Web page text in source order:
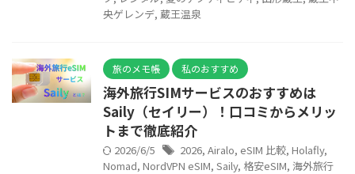
央ゲレンデ, 蔵王温泉
旅のメモ帳 私のおすすめ
海外旅行SIMサービスのおすすめは
Saily（セイリー）！口コミからメリッ
トまで徹底紹介
2026/6/5 2026, Airalo, eSIM 比較, Holafly,
Nomad, NordVPN eSIM, Saily, 格安eSIM, 海外旅行